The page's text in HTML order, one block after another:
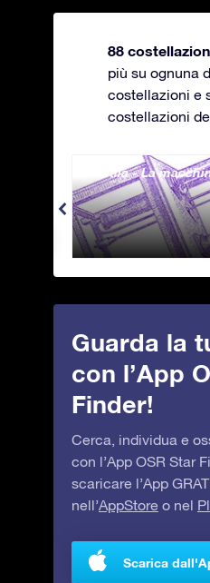
88
più su ognuna
costellazioni e
costellazioni
Antlia - La
Guarda la
con l’App
Finder!
Cerca, individua e
con l’App OSR Star
scaricare l’App
nell’AppStore o nel
Scarica